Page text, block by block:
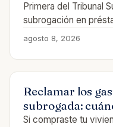
Primera del Tribunal
subrogación en
agosto 8, 2026
Reclamar los
subrogada:
Si compraste tu